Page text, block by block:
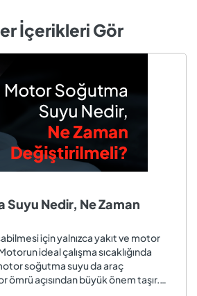
İçerikleri Gör
Nedir, Ne Zaman
için yalnızca yakıt ve motor
ideal çalışma sıcaklığında
soğutma suyu da araç
ömrü açısından büyük önem taşır.